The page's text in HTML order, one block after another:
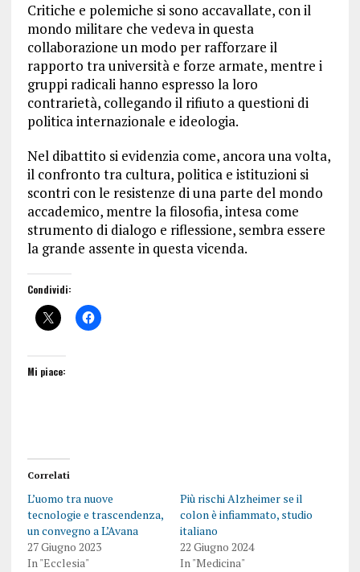
Critiche e polemiche si sono accavallate, con il
mondo militare che vedeva in questa
collaborazione un modo per rafforzare il
rapporto tra università e forze armate, mentre i
gruppi radicali hanno espresso la loro
contrarietà, collegando il rifiuto a questioni di
politica internazionale e ideologia.
Nel dibattito si evidenzia come, ancora una volta,
il confronto tra cultura, politica e istituzioni si
scontri con le resistenze di una parte del mondo
accademico, mentre la filosofia, intesa come
strumento di dialogo e riflessione, sembra essere
la grande assente in questa vicenda.
Condividi:
Mi piace:
Correlati
L’uomo tra nuove
tecnologie e trascendenza,
un convegno a L’Avana
27 Giugno 2023
In "Ecclesia"
Più rischi Alzheimer se il
colon è infiammato, studio
italiano
22 Giugno 2024
In "Medicina"